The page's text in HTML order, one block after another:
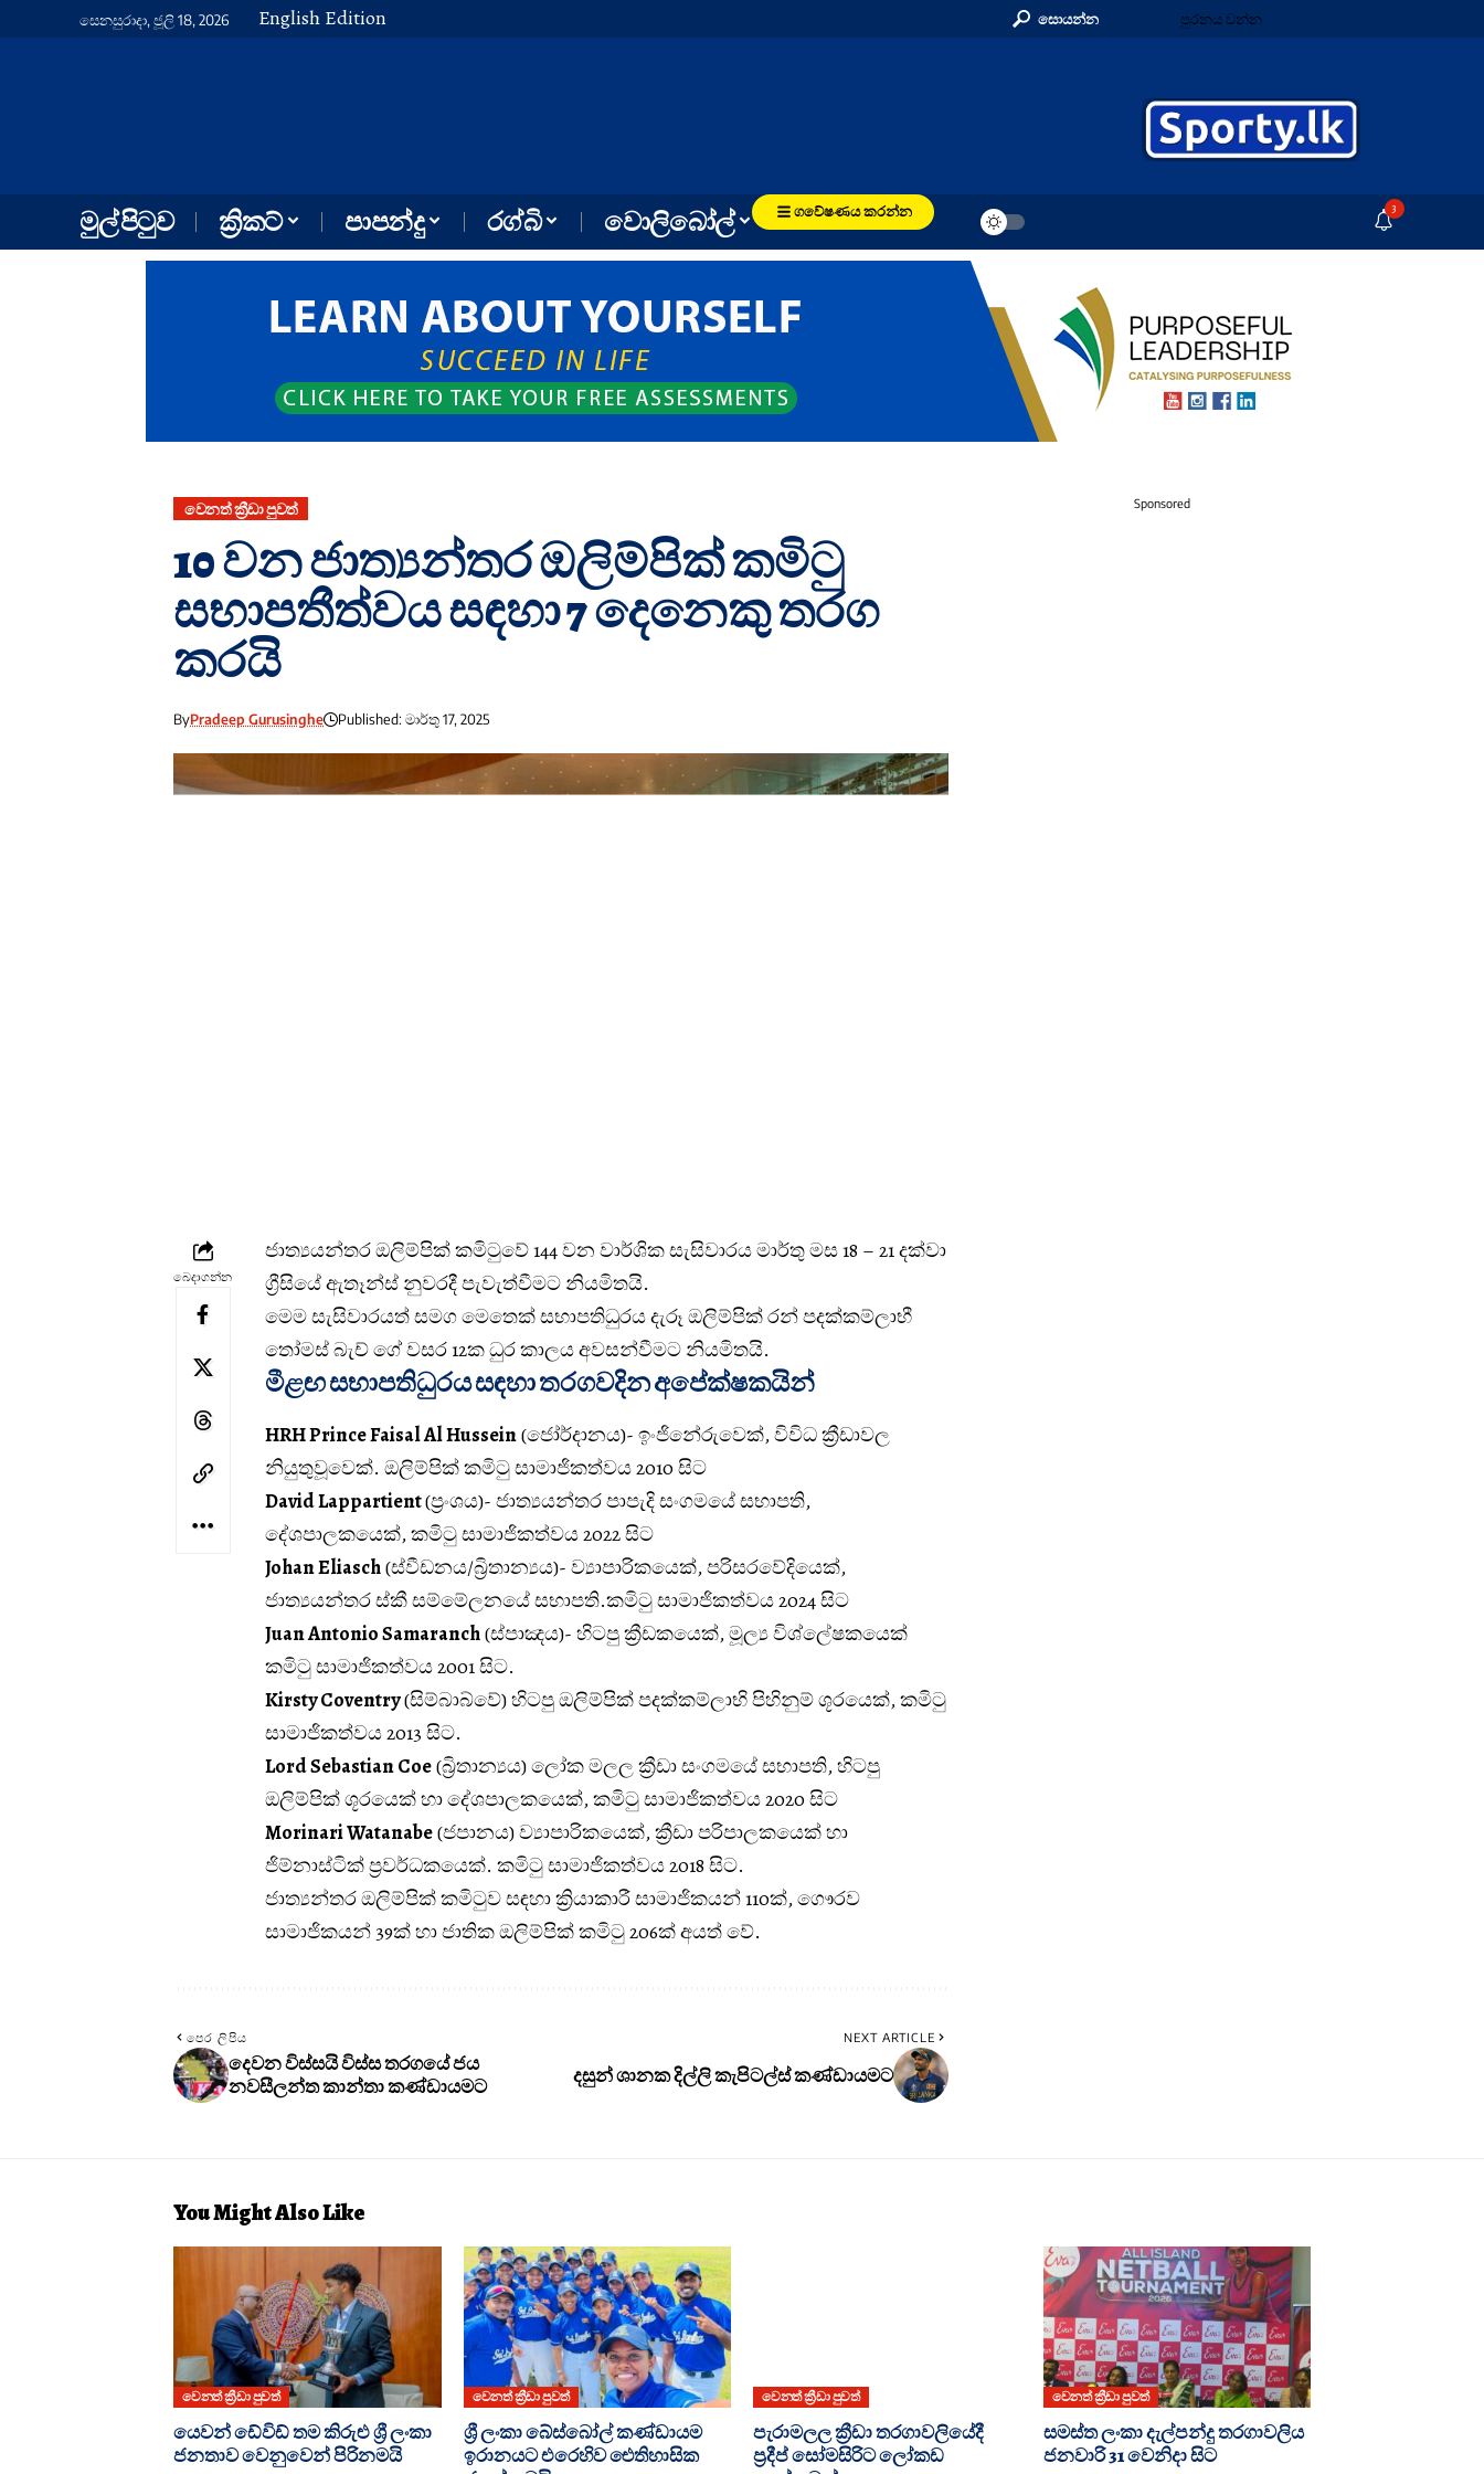
සෙනසුරාදා, ජූලි 18, 2026 English Edition සොයන්න පුරනය වන්න
මුල් පිටුව ක්‍රිකට් පාපන්දු රග්බි වොලිබෝල් ගවේෂණය කරන්න 3
වෙනත් ක්‍රීඩා පුවත්
10 වන ජාත්‍යන්තර ඔලිම්පික් කමිටු
සභාපතීත්වය සඳහා 7 දෙනෙකු තරග
කරයි
ByPradeep Gurusinghe Published: මාර්තු 17, 2025
බෙදාගන්න
ජාත්‍යයන්තර ඔලිම්පික් කමිටුවේ 144 වන වාර්ශික සැසිවාරය මාර්තු මස 18 – 21 දක්වා
ග්‍රීසියේ ඇතෑන්ස් නුවරදී පැවැත්වීමට නියමිතයි.
මෙම සැසිවාරයත් සමග මෙතෙක් සභාපතිධුරය දැරූ ඔලිම්පික් රන් පදක්කම්ලාභී
තෝමස් බැච් ගේ වසර 12ක ධුර කාලය අවසන්වීමට නියමිතයි.
මීළඟ සභාපතිධුරය සඳහා තරගවදින අපේක්ෂකයින්
HRH Prince Faisal Al Hussein(ජෝර්දානය)- ඉංජිනේරුවෙක්, විවිධ ක්‍රීඩාවල
නියුතුවූවෙක්. ඔලිම්පික් කමිටු සාමාජිකත්වය 2010 සිට
David Lappartient(ප්‍රංශය)- ජාත්‍යයන්තර පාපැදි සංගමයේ සභාපති,
දේශපාලකයෙක්, කමිටු සාමාජිකත්වය 2022 සිට
Johan Eliasch(ස්වීඩනය/බ්‍රිතාන්‍යය)- ව්‍යාපාරිකයෙක්, පරිසරවේදියෙක්,
ජාත්‍යයන්තර ස්කී සම්මේලනයේ සභාපති.කමිටු සාමාජිකත්වය 2024 සිට
Juan Antonio Samaranch(ස්පාඤය)- හිටපු ක්‍රීඩකයෙක්, මූල්‍ය විශ්ලේෂකයෙක්
කමිටු සාමාජිකත්වය 2001 සිට.
Kirsty Coventry(සිම්බාබ්වේ) හිටපු ඔලිම්පික් පදක්කම්ලාභි පිහිනුම් ශූරයෙක්, කමිටු
සාමාජිකත්වය 2013 සිට.
Lord Sebastian Coe(බ්‍රිතාන්‍යය) ලෝක මලල ක්‍රීඩා සංගමයේ සභාපති, හිටපු
ඔලිම්පික් ශූරයෙක් හා දේශපාලකයෙක්, කමිටු සාමාජිකත්වය 2020 සිට
Morinari Watanabe(ජපානය) ව්‍යාපාරිකයෙක්, ක්‍රීඩා පරිපාලකයෙක් හා
ජිම්නාස්ටික් ප්‍රවර්ධකයෙක්. කමිටු සාමාජිකත්වය 2018 සිට.
ජාත්‍යන්තර ඔලිම්පික් කමිටුව සඳහා ක්‍රියාකාරී සාමාජිකයන් 110ක්, ගෞරව
සාමාජිකයන් 39ක් හා ජාතික ඔලිම්පික් කමිටු 206ක් අයත් වේ.
පෙර ලිපිය
දෙවන විස්සයි විස්ස තරගයේ ජය
නවසීලන්ත කාන්තා කණ්ඩායමට
NEXT ARTICLE
දසුන් ශානක දිල්ලි කැපිටල්ස් කණ්ඩායමට
Sponsored
You Might Also Like
වෙනත් ක්‍රීඩා පුවත්
යෙවන් ඩේවිඩ් තම කිරුළු ශ්‍රී ලංකා
ජනතාව වෙනුවෙන් පිරිනමයි
වෙනත් ක්‍රීඩා පුවත්
ශ්‍රී ලංකා බේස්බෝල් කණ්ඩායම
ඉරානයට එරෙහිව ඓතිහාසික
වෙනත් ක්‍රීඩා පුවත්
පැරාමලල ක්‍රීඩා තරගාවලියේදී
ප්‍රදීප් සෝමසිරිට ලෝකඩ
වෙනත් ක්‍රීඩා පුවත්
සමස්ත ලංකා දැල්පන්දු තරගාවලිය
ජනවාරි 31 වෙනිදා සිට